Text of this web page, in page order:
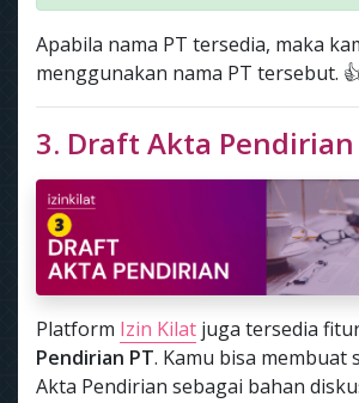
Apabila nama PT tersedia, maka
menggunakan nama PT tersebut.
3. Draft Akta Pendirian
Platform Izin Kilat juga tersedia
Pendirian PT. Kamu bisa membuat
Akta Pendirian sebagai bahan